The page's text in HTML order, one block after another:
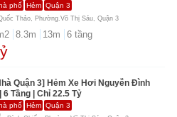
phố Hẻm Quận 3
Thảo, Phường.Võ Thị Sáu, Quận 3
8.3m 13m 6 tầng
Quận 3] Hẻm Xe Hơi Nguyễn Đình
6 Tầng | Chỉ 22.5 Tỷ
phố Hẻm Quận 3